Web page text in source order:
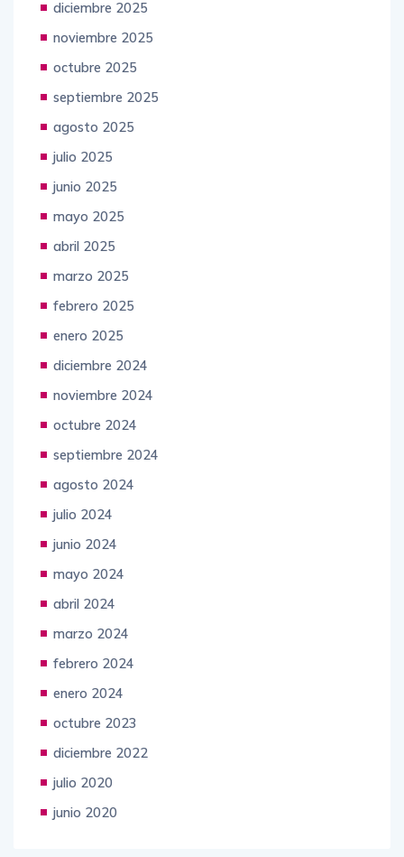
diciembre 2025
noviembre 2025
octubre 2025
septiembre 2025
agosto 2025
julio 2025
junio 2025
mayo 2025
abril 2025
marzo 2025
febrero 2025
enero 2025
diciembre 2024
noviembre 2024
octubre 2024
septiembre 2024
agosto 2024
julio 2024
junio 2024
mayo 2024
abril 2024
marzo 2024
febrero 2024
enero 2024
octubre 2023
diciembre 2022
julio 2020
junio 2020